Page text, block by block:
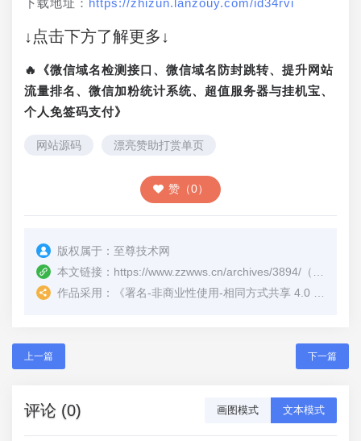
↓点击下方了解更多↓
🔥《微信域名检测接口、微信域名防封跳转、提升网站
流量排名、微信加粉统计系统、超值服务器与挂机宝、
个人免签码支付》
网站源码 漂亮赞助打赏单页
赞（0）
版权属于： 至尊技术网
本文链接： https://www.zzwws.cn/archives/3894/ （转载时请注明本文出处及文章链接）
作品采用：
《署名-非商业性使用-相同方式共享 4.0 国际 (CC BY-NC-SA 4.0)
上一篇 下一篇
评论 (0) 画图模式 文本模式